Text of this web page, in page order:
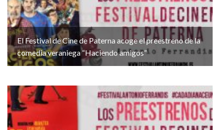
El Festival de Cine de Paterna acoge el preestreno de la
comedia veraniega “Haciendo amigos”